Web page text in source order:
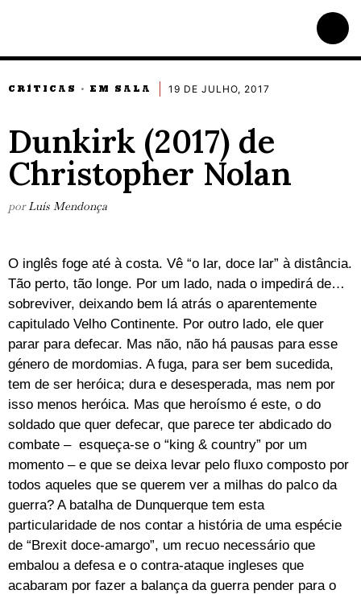
CRÍTICAS · EM SALA 19 DE JULHO, 2017
Dunkirk (2017) de
Christopher Nolan
porLuís Mendonça
O inglês foge até à costa. Vê “o lar, doce lar” à distância.
Tão perto, tão longe. Por um lado, nada o impedirá de…
sobreviver, deixando bem lá atrás o aparentemente
capitulado Velho Continente. Por outro lado, ele quer
parar para defecar. Mas não, não há pausas para esse
género de mordomias. A fuga, para ser bem sucedida,
tem de ser heróica; dura e desesperada, mas nem por
isso menos heróica. Mas que heroísmo é este, o do
soldado que quer defecar, que parece ter abdicado do
combate – esqueça-se o “king & country” por um
momento – e que se deixa levar pelo fluxo composto por
todos aqueles que se querem ver a milhas do palco da
guerra? A batalha de Dunquerque tem esta
particularidade de nos contar a história de uma espécie
de “Brexit doce-amargo”, um recuo necessário que
embalou a defesa e o contra-ataque ingleses que
acabaram por fazer a balança da guerra pender para o